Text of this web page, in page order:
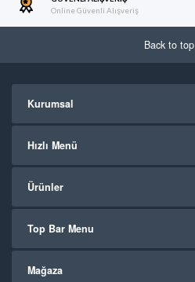
Online Güvenli Alışveriş
Back to top
Kurumsal
Hızlı Menü
Ürünler
Top Bar Menu
Mağaza